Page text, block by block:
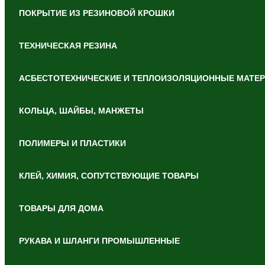
ПОКРЫТИЕ ИЗ РЕЗИНОВОЙ КРОШКИ
ТЕХНИЧЕСКАЯ РЕЗИНА
АСБЕСТОТЕХНИЧЕСКИЕ И ТЕПЛОИЗОЛЯЦИОННЫЕ
КОЛЬЦА, ШАЙБЫ, МАНЖЕТЫ
ПОЛИМЕРЫ И ПЛАСТИКИ
КЛЕЙ, ХИМИЯ, СОПУТСТВУЮЩИЕ ТОВАРЫ
ТОВАРЫ ДЛЯ ДОМА
РУКАВА И ШЛАНГИ ПРОМЫШЛЕННЫЕ